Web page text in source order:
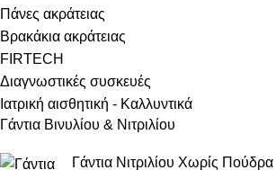
Πάνες ακράτειας
Βρακάκια ακράτειας
FIRTECH
Διαγνωστικές συσκευές
Ιατρική αισθητική - Καλλυντικά
Γάντια Βινυλίου & Νιτριλίου
Γάντια Νιτριλίου Χωρίς Πούδρα